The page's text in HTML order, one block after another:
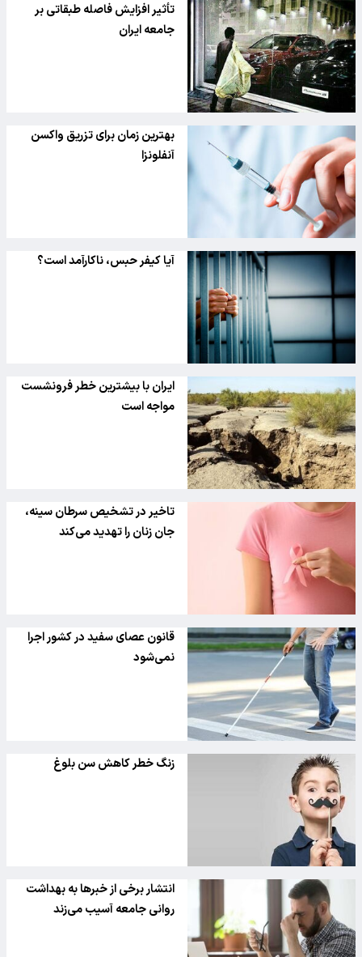
تأثیر افزایش فاصله طبقاتی بر
جامعه ایران
بهترین زمان برای تزریق واکسن
آنفلونزا
آیا کیفر حبس، ناکارآمد است؟
ایران با بیشترین خطر فرونشست
مواجه است
تاخیر در تشخیص سرطان سینه،
جان زنان را تهدید می‌کند
قانون عصای سفید در کشور اجرا
نمی‌شود
زنگ خطر کاهش سن بلوغ
انتشار برخی از خبر‌ها به بهداشت
روانی جامعه آسیب می‌زند